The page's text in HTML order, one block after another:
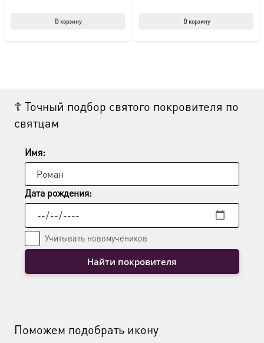
В корзину В корзину
☦ Точный подбор святого покровителя по
святцам
Имя:
Дата рождения:
Учитывать новомучеников
Найти покровителя
Поможем подобрать икону